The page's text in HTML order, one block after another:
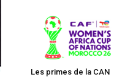
Les primes de la CAN